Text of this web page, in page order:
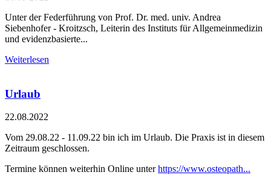
Unter der Federführung von Prof. Dr. med. univ. Andrea
Siebenhofer - Kroitzsch, Leiterin des Instituts für Allgemeinmedizin
und evidenzbasierte...
Weiterlesen
Urlaub
22.08.2022
Vom 29.08.22 - 11.09.22 bin ich im Urlaub. Die Praxis ist in diesem
Zeitraum geschlossen.
Termine können weiterhin Online unterhttps://www.osteopath...